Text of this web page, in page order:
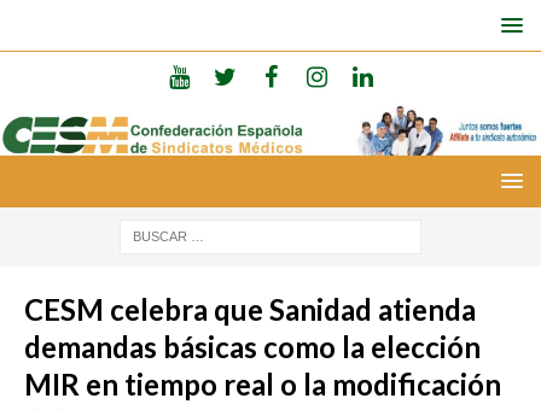
CESM celebra que Sanidad atienda
demandas básicas como la elección
MIR en tiempo real o la modificación